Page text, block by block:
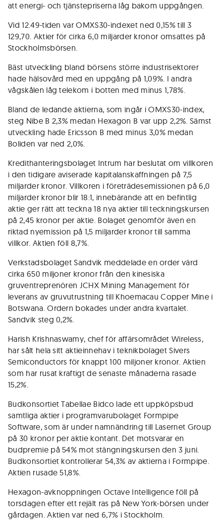
att energi- och tjänstepriserna låg bakom uppgången.
Vid 12.49-tiden var OMXS30-indexet ned 0,15% till 3
129,70. Aktier för cirka 6,0 miljarder kronor omsattes på
Stockholmsbörsen.
Bäst utveckling bland börsens större industrisektorer
hade hälsovård med en uppgång på 1,09%. I andra
vågskålen låg telekom i botten med minus 1,78%.
Bland de ledande aktierna, som ingår i OMXS30-index,
steg Nibe B 2,3% medan Hexagon B var upp 2,2%. Sämst
utveckling hade Ericsson B med minus 3,0% medan
Boliden var ned 2,0%.
Kredithanteringsbolaget Intrum har beslutat om villkoren
i den tidigare aviserade kapitalanskaffningen på 7,5
miljarder kronor. Villkoren i företrädesemissionen på 6,0
miljarder kronor blir 18:1, innebärande att en befintlig
aktie ger rätt att teckna 18 nya aktier till teckningskursen
på 2,45 kronor per aktie. Bolaget genomför även en
riktad nyemission på 1,5 miljarder kronor till samma
villkor. Aktien föll 8,7%.
Verkstadsbolaget Sandvik meddelade en order värd
cirka 650 miljoner kronor från den kinesiska
gruventreprenören JCHX Mining Management för
leverans av gruvutrustning till Khoemacau Copper Mine i
Botswana. Ordern bokades under andra kvartalet.
Sandvik steg 0,2%.
Harish Krishnaswamy, chef för affärsområdet Wireless,
har sålt hela sitt aktieinnehav i teknikbolaget Sivers
Semiconductors för knappt 100 miljoner kronor. Aktien
som har rusat kraftigt de senaste månaderna rasade
15,2%.
Budkonsortiet Tabellae Bidco lade ett uppköpsbud
samtliga aktier i programvarubolaget Formpipe
Software, som är under namnändring till Lasernet Group
på 30 kronor per aktie kontant. Det motsvarar en
budpremie på 54% mot stängningskursen den 3 juni.
Budkonsortiet kontrollerar 54,3% av aktierna i Formpipe.
Aktien rusade 51,8%.
Hexagon-avknoppningen Octave Intelligence föll på
torsdagen efter ett rejält ras på New York-börsen under
gårdagen. Aktien var ned 6,7% i Stockholm.